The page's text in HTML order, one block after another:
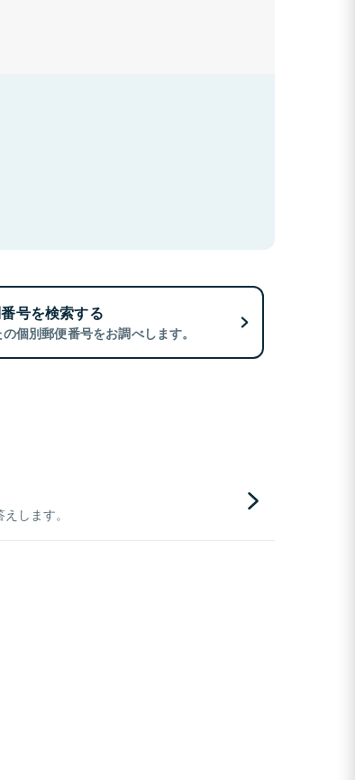
号を検索する
個別郵便番号をお調べします。
します。